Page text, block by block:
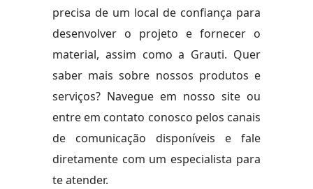
precisa de um local de confiança para
desenvolver o projeto e fornecer o
material, assim como a Grauti. Quer
saber mais sobre nossos produtos e
serviços? Navegue em nosso site ou
entre em contato conosco pelos canais
de comunicação disponíveis e fale
diretamente com um especialista para
te atender.